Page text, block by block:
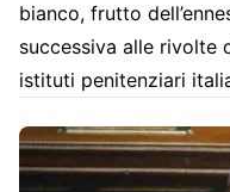
bianco, frutto
successiva alle rivolte
istituti penitenziari